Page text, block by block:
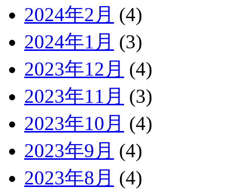
2024年2月 (4)
2024年1月 (3)
2023年12月 (4)
2023年11月 (3)
2023年10月 (4)
2023年9月 (4)
2023年8月 (4)